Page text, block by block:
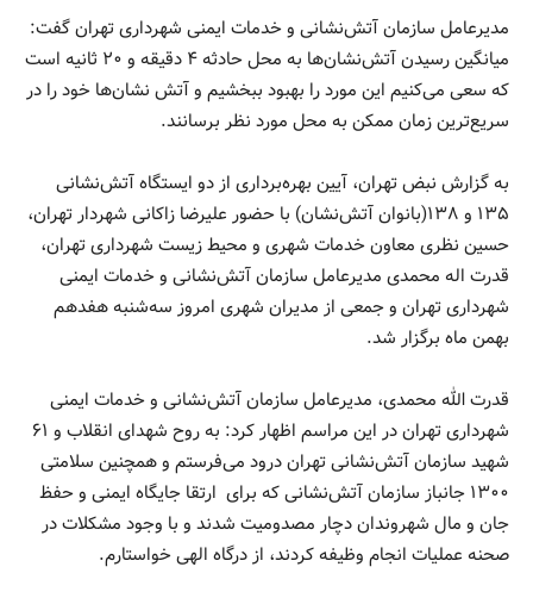
مدیرعامل سازمان آتش‌نشانی و خدمات ایمنی شهرداری تهران گفت:
میانگین رسیدن آتش‌نشان‌ها به محل حادثه ۴ دقیقه و ۲۰ ثانیه است
که سعی می‌کنیم این مورد را بهبود ببخشیم و آتش نشان‌ها خود را در
سریع‌ترین زمان ممکن به محل مورد نظر برسانند.
به گزارش نبض تهران، آیین بهره‌برداری از دو ایستگاه آتش‌نشانی
۱۳۵ و ۱۳۸(بانوان آتش‌نشان) با حضور علیرضا زاکانی شهردار تهران،
حسین نظری معاون خدمات شهری و محیط زیست شهرداری تهران،
قدرت اله محمدی مدیرعامل سازمان آتش‌نشانی و خدمات ایمنی
شهرداری تهران و جمعی از مدیران شهری امروز سه‌شنبه هفدهم
بهمن ماه برگزار شد.
قدرت الله محمدی، مدیرعامل سازمان آتش‌نشانی و خدمات ایمنی
شهرداری تهران در این مراسم اظهار کرد: به روح شهدای انقلاب و ۶۱
شهید سازمان آتش‌نشانی تهران درود می‌فرستم و همچنین سلامتی
۱۳۰۰ جانباز سازمان آتش‌نشانی که برای ارتقا جایگاه ایمنی و حفظ
جان و مال شهروندان دچار مصدومیت شدند و با وجود مشکلات در
صحنه عملیات انجام وظیفه کردند، از درگاه الهی خواستارم.